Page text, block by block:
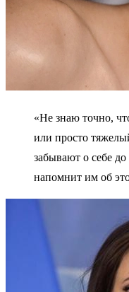
«Не знаю точно,
или просто
забывают о себе
напомнит им об